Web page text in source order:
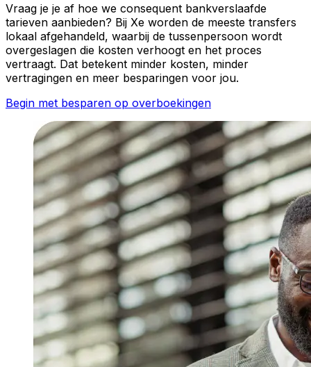
Vraag je je af hoe we consequent bankverslaafde
tarieven aanbieden? Bij Xe worden de meeste transfers
lokaal afgehandeld, waarbij de tussenpersoon wordt
overgeslagen die kosten verhoogt en het proces
vertraagt. Dat betekent minder kosten, minder
vertragingen en meer besparingen voor jou.
Begin met besparen op overboekingen